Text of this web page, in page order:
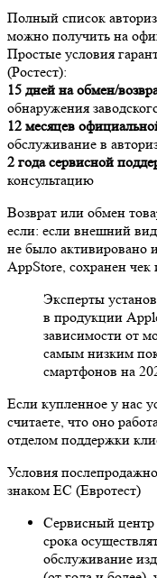
Полный список
можно получить на
Простые условия
(Ростест):
15 дней на обмен/
обнаружения
12 месяцев
обслуживание в
2 года сервисной
консультацию
Возврат или обмен
если: если внешний
не было активировано
AppStore, сохранен чек
Эксперты
в продукции
зависимости от
самым низким
смартфонов на
Если купленное у нас
считаете, что оно
отделом поддержки
Условия
знаком ЕС (Евротест)
Сервисный центр
срока
обслуживание